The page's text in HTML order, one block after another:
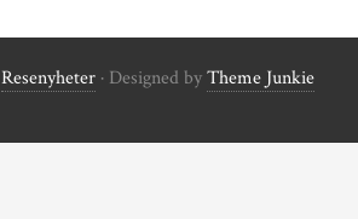
Resenyheter· Designed byTheme Junkie